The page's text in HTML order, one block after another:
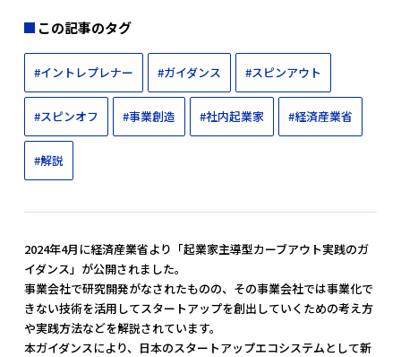
この記事のタグ
#イントレプレナー #ガイダンス #スピンアウト
#スピンオフ #事業創造 #社内起業家 #経済産業省
#解説
2024年4月に経済産業省より「起業家主導型カーブアウト実践のガ
イダンス」が公開されました。
事業会社で研究開発がなされたものの、その事業会社では事業化で
きない技術を活用してスタートアップを創出していくための考え方
や実践方法などを解説されています。
本ガイダンスにより、日本のスタートアップエコシステムとして新